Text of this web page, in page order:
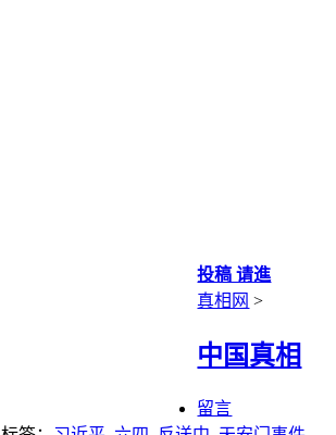
投稿 请進
真相网 >
中国真相
留言